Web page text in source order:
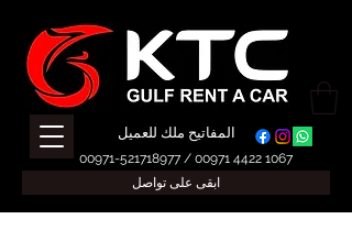
المفاتيح ملك للعميل
00971-521718977/ 00971 4422 1067
ابقى على تواصل